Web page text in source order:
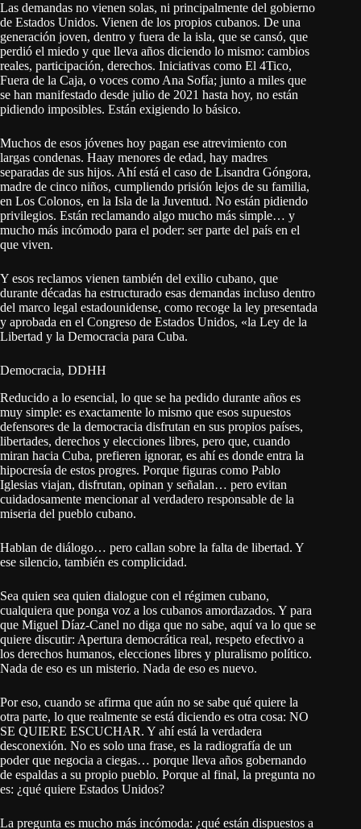
Las demandas no vienen solas, ni principalmente del gobierno
de Estados Unidos. Vienen de los propios cubanos. De una
generación joven, dentro y fuera de la isla, que se cansó, que
perdió el miedo y que lleva años diciendo lo mismo: cambios
reales, participación, derechos. Iniciativas como El 4Tico,
Fuera de la Caja, o voces como Ana Sofía; junto a miles que
se han manifestado desde julio de 2021 hasta hoy, no están
pidiendo imposibles. Están exigiendo lo básico.
Muchos de esos jóvenes hoy pagan ese atrevimiento con
largas condenas. Haay menores de edad, hay madres
separadas de sus hijos. Ahí está el caso de Lisandra Góngora,
madre de cinco niños, cumpliendo prisión lejos de su familia,
en Los Colonos, en la Isla de la Juventud. No están pidiendo
privilegios. Están reclamando algo mucho más simple… y
mucho más incómodo para el poder: ser parte del país en el
que viven.
Y esos reclamos vienen también del exilio cubano, que
durante décadas ha estructurado esas demandas incluso dentro
del marco legal estadounidense, como recoge la ley presentada
y aprobada en el Congreso de Estados Unidos, «la Ley de la
Libertad y la Democracia para Cuba.
Democracia, DDHH
Reducido a lo esencial, lo que se ha pedido durante años es
muy simple: es exactamente lo mismo que esos supuestos
defensores de la democracia disfrutan en sus propios países,
libertades, derechos y elecciones libres, pero que, cuando
miran hacia Cuba, prefieren ignorar, es ahí es donde entra la
hipocresía de estos progres. Porque figuras como Pablo
Iglesias viajan, disfrutan, opinan y señalan… pero evitan
cuidadosamente mencionar al verdadero responsable de la
miseria del pueblo cubano.
Hablan de diálogo… pero callan sobre la falta de libertad. Y
ese silencio, también es complicidad.
Sea quien sea quien dialogue con el régimen cubano,
cualquiera que ponga voz a los cubanos amordazados. Y para
que Miguel Díaz-Canel no diga que no sabe, aquí va lo que se
quiere discutir: Apertura democrática real, respeto efectivo a
los derechos humanos, elecciones libres y pluralismo político.
Nada de eso es un misterio. Nada de eso es nuevo.
Por eso, cuando se afirma que aún no se sabe qué quiere la
otra parte, lo que realmente se está diciendo es otra cosa: NO
SE QUIERE ESCUCHAR. Y ahí está la verdadera
desconexión. No es solo una frase, es la radiografía de un
poder que negocia a ciegas… porque lleva años gobernando
de espaldas a su propio pueblo. Porque al final, la pregunta no
es: ¿qué quiere Estados Unidos?
La pregunta es mucho más incómoda: ¿qué están dispuestos a